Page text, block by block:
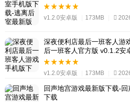
v1.2.0安卓版 173MB
深夜便利店最后一班客人游
后一班客人官方版 v0.1.2安
v1.2.0安卓版 173MB
回声地宫游戏最新版下载-
下载